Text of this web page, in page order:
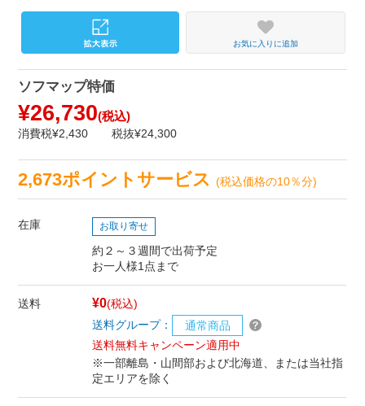
お気に入りに追加
ソフマップ特価
¥26,730(税込)
消費税¥2,430 税抜¥24,300
2,673ポイントサービス(税込価格の10％分)
在庫 お取り寄せ
約２～３週間で出荷予定
お一人様1点まで
送料 ¥0(税込)
送料グループ：
通常商品
送料無料キャンペーン適用中
※一部離島・山間部および北海道、または当社指
定エリアを除く